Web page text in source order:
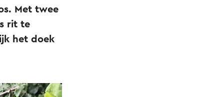
Met twee
rit te
het doek